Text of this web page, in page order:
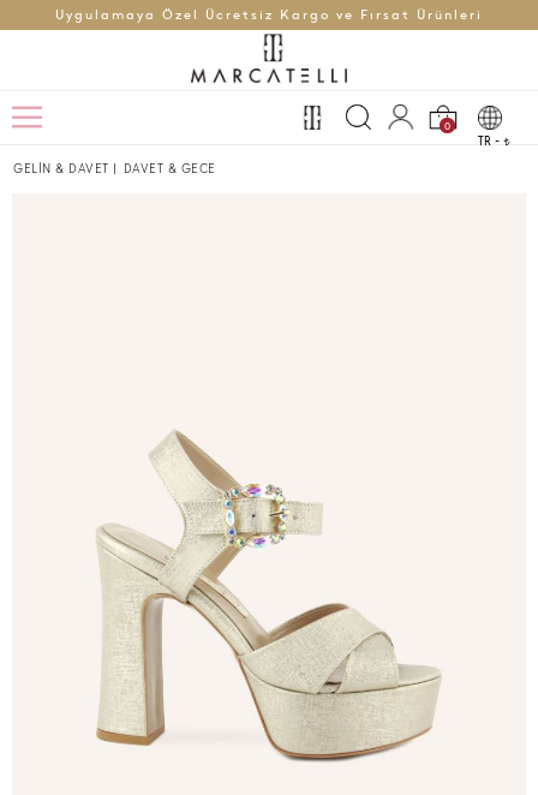
Uygulamaya Özel Ücretsiz Kargo ve Fırsat Ürünleri
0
TR - t
GELİN & DAVET | DAVET & GECE